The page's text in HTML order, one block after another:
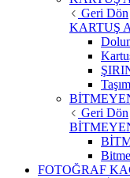
Geri Dön
KARTUŞ
Geri Dön
FOTOĞRAF